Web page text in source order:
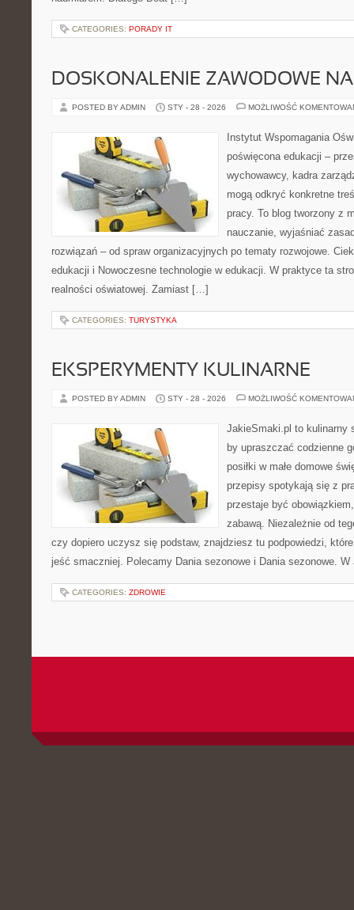
CATEGORIES: PORADY IT
DOSKONALENIE ZAWODOWE
POSTED BY ADMIN STY - 28 - 2026 MOŻLIWOŚĆ
Instytut Wspomagania
poświęcona edukacji –
wychowawcy, kadra
mogą odkryć konkretne
pracy. To blog tworzony z
nauczanie, wyjaśniać
rozwiązań – od spraw organizacyjnych po tematy rozwojowe.
edukacji i Nowoczesne technologie w edukacji. W praktyce ta
realności oświatowej. Zamiast […]
CATEGORIES: TURYSTYKA
EKSPERYMENTY KULINARNE
POSTED BY ADMIN STY - 28 - 2026 MOŻLIWOŚĆ
JakieSmaki.pl to kulinarny
by upraszczać codzienne
posiłki w małe domowe
przepisy spotykają się z
przestaje być
zabawą. Niezależnie od
czy dopiero uczysz się podstaw, znajdziesz tu podpowiedzi,
jeść smaczniej. Polecamy Dania sezonowe i Dania sezonowe.
CATEGORIES: ZDROWIE